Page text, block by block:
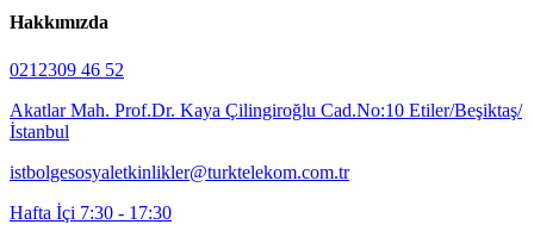
Hakkımızda
0212309 46 52
Akatlar Mah. Prof.Dr. Kaya Çilingiroğlu Cad.No:10 Etiler/Beşiktaş/
İstanbul
istbolgesosyaletkinlikler@turktelekom.com.tr
Hafta İçi 7:30 - 17:30